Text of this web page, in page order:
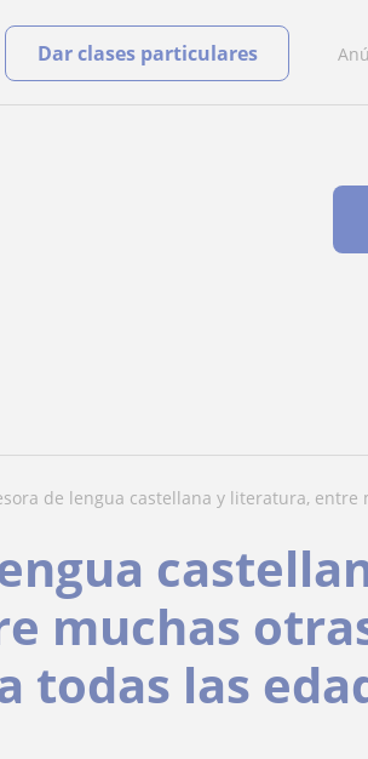
Dar clases particulares
de lengua castellana y literatura, entre
muchas
todas las